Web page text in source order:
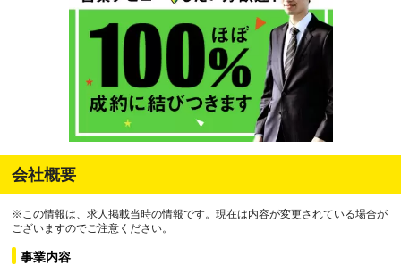
会社概要
※この情報は、求人掲載当時の情報です。現在は内容が変更されている場合が
ございますのでご注意ください。
事業内容